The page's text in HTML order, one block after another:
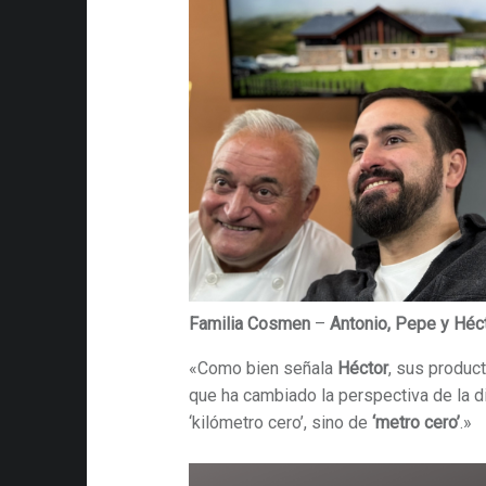
Familia Cosmen –Antonio, Pepe y
«Como bien señala Héctor, sus
que ha cambiado la perspectiva de la
‘kilómetro cero’, sino de ‘metro cero’.»